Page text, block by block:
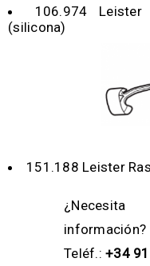
106.974
(silicona)
151.188 Leister
Teléf.: +34